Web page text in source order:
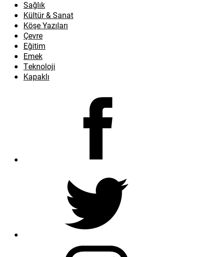
Sağlık
Kültür & Sanat
Köşe Yazıları
Çevre
Eğitim
Emek
Teknoloji
Kapaklı